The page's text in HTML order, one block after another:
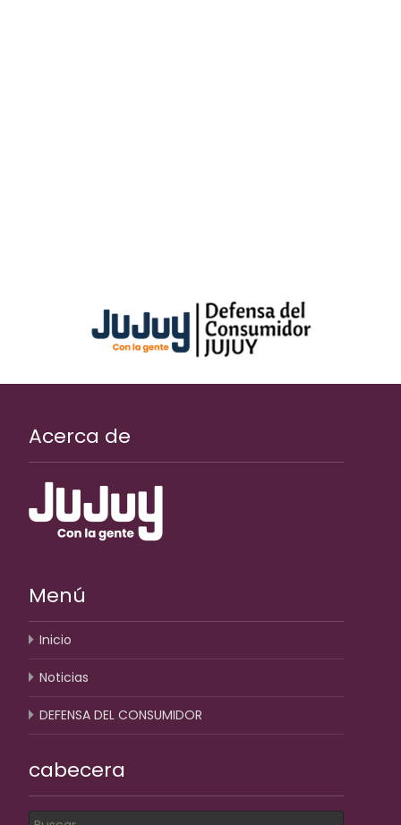
Acerca de
Menú
Inicio
Noticias
DEFENSA DEL CONSUMIDOR
cabecera